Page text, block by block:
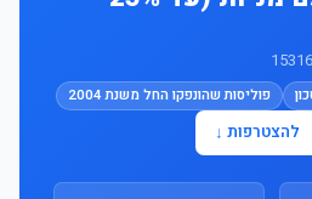
פוליסות שהונפקו החל משנת 2004
להצטרפות ↓